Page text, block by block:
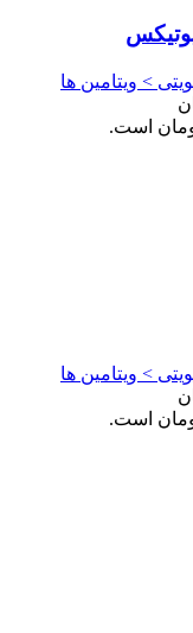
> ویتامین ها
> ویتامین ها